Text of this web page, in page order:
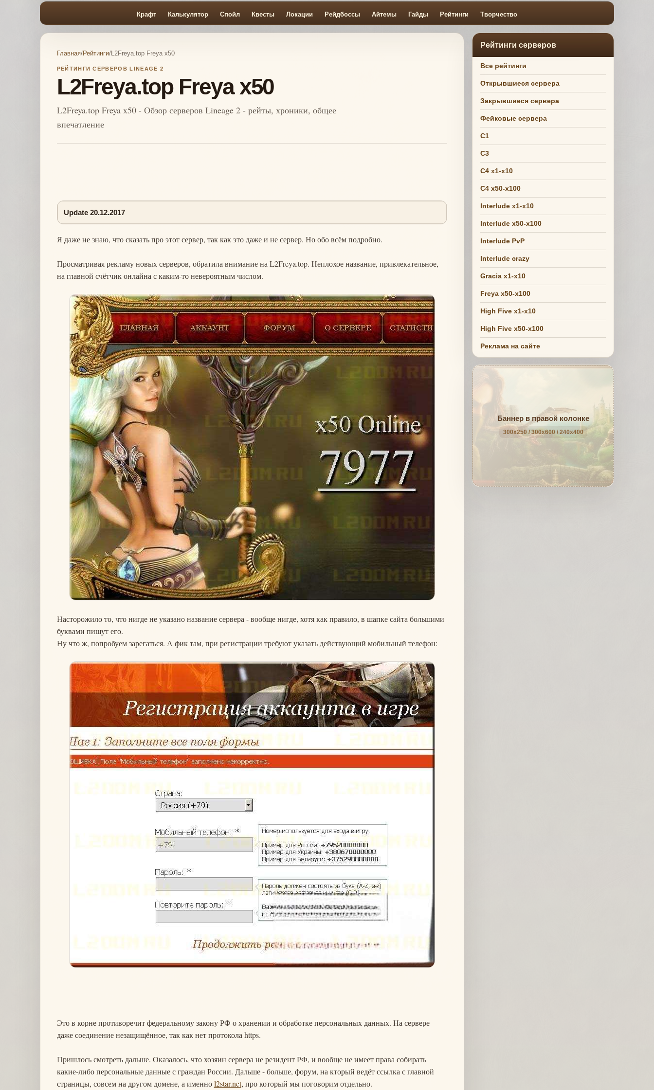
Крафт Калькулятор Спойл Квесты Локации Рейдбоссы Айтемы Гайды Рейтинги Творчество
Главная/Рейтинги/L2Freya.top Freya x50
РЕЙТИНГИ СЕРВЕРОВ LINEAGE 2
L2Freya.top Freya x50
L2Freya.top Freya x50 - Обзор серверов Lineage 2 - рейты, хроники, общее
впечатление
Update 20.12.2017
Я даже не знаю, что сказать про этот сервер, так как это даже и не сервер. Но обо всём подробно.
Просматривая рекламу новых серверов, обратила внимание на L2Freya.top. Неплохое название, привлекательное,
на главной счётчик онлайна с каким-то невероятным числом.
Насторожило то, что нигде не указано название сервера - вообще нигде, хотя как правило, в шапке сайта большими
буквами пишут его.
Ну что ж, попробуем зарегаться. А фик там, при регистрации требуют указать действующий мобильный телефон:
Это в корне противоречит федеральному закону РФ о хранении и обработке персональных данных. На сервере
даже соединение незащищённое, так как нет протокола https.
Пришлось смотреть дальше. Оказалось, что хозяин сервера не резидент РФ, и вообще не имеет права собирать
какие-либо персональные данные с граждан России. Дальше - больше, форум, на кторый ведёт ссылка с главной
страницы, совсем на другом домене, а именноl2star.net, про который мы поговорим отдельно.
Рейтинги серверов
Все рейтинги
Открывшиеся сервера
Закрывшиеся сервера
Фейковые сервера
C1
C3
C4 x1-x10
C4 x50-x100
Interlude x1-x10
Interlude x50-x100
Interlude PvP
Interlude crazy
Gracia x1-x10
Freya x50-x100
High Five x1-x10
High Five x50-x100
Реклама на сайте
Баннер в правой колонке
300x250 / 300x600 / 240x400